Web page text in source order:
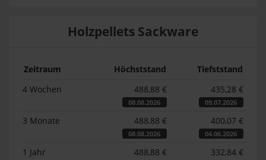
Holzpellets Sackware
Zeitraum Höchststand
Tiefststand
4 Wochen
488,88 €
08.08.2026
435,28 €
09.07.2026
3 Monate 488,88 €
08.08.2026
400,07 €
04.06.2026
1 Jahr 488,88 € 332,84 €